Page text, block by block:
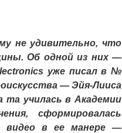
не удивительно, что
Об одной из них —
уже писал в №
— Эйя-Лииса
училась в Академии
сформировалась
видео в ее манере —